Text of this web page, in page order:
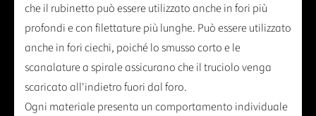
che il rubinetto può essere utilizzato anche in fori più
profondi e con filettature più lunghe. Può essere utilizzato
anche in fori ciechi, poiché lo smusso corto e le
scanalature a spirale assicurano che il truciolo venga
scaricato all'indietro fuori dal foro.
Ogni materiale presenta un comportamento individuale